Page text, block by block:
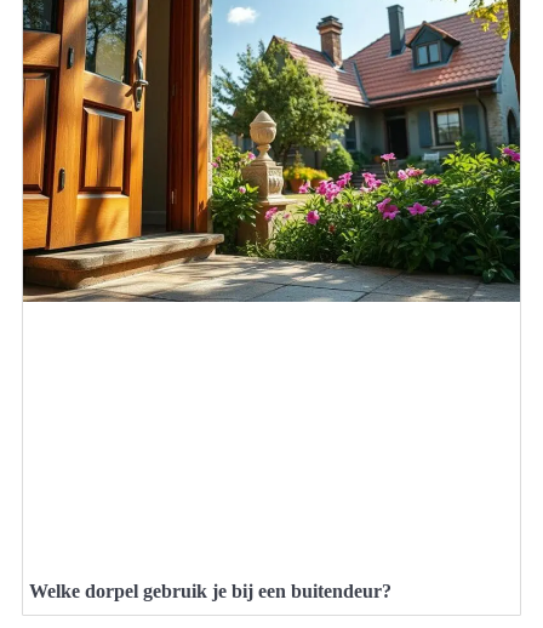
Welke dorpel gebruik je bij een buitendeur?